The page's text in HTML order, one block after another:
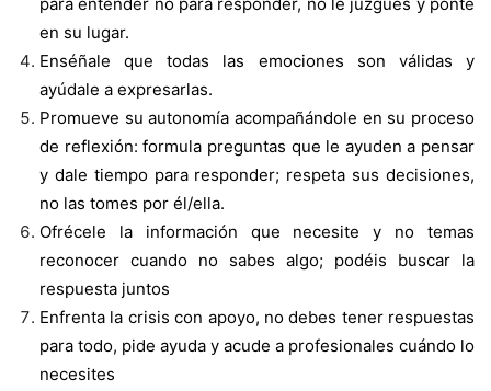
en su lugar.
Enséñale que todas las emociones son válidas y
ayúdale a expresarlas.
Promueve su autonomía acompañándole en su proceso
de reflexión: formula preguntas que le ayuden a pensar
y dale tiempo para responder; respeta sus decisiones,
no las tomes por él/ella.
Ofrécele la información que necesite y no temas
reconocer cuando no sabes algo; podéis buscar la
respuesta juntos
Enfrenta la crisis con apoyo, no debes tener respuestas
para todo, pide ayuda y acude a profesionales cuándo lo
necesites